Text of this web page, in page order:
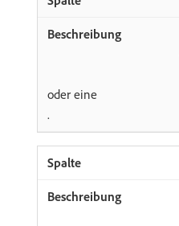
oder eine
.